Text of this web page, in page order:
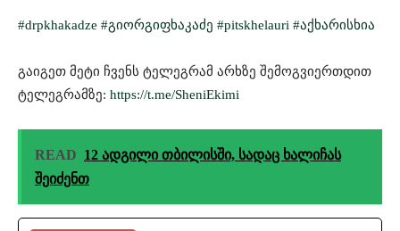
#drpkhakadze #გიორგიფხაკაძე #pitskhelauri #აქხარისხია
გაიგეთ მეტი ჩვენს ტელეგრამ არხზე შემოგვიერთდით
ტელეგრამზე: https://t.me/SheniEkimi
READ 12 ადგილი თბილისში, სადაც ხალიჩას
შეიძენთ